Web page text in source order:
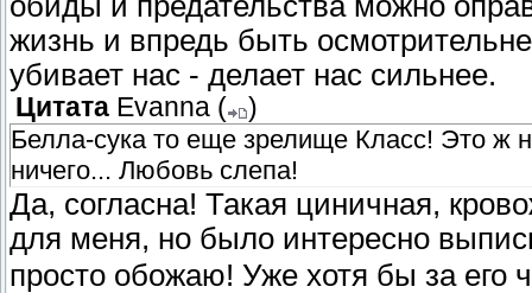
жизнь и впредь быть
убивает нас - делает нас сильнее.
Цитата Evanna (
)
Белла-сука то еще зрелище Класс! Это ж
ничего... Любовь слепа!
Да, согласна! Такая циничная,
для меня, но было интересно
просто обожаю! Уже хотя бы за его